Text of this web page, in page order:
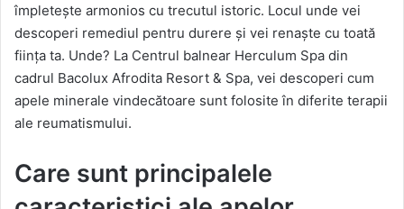
împletește armonios cu trecutul istoric. Locul unde vei
descoperi remediul pentru durere și vei renaște cu toată
ființa ta. Unde? La Centrul balnear Herculum Spa din
cadrul Bacolux Afrodita Resort & Spa, vei descoperi cum
apele minerale vindecătoare sunt folosite în diferite terapii
ale reumatismului.
Care sunt principalele